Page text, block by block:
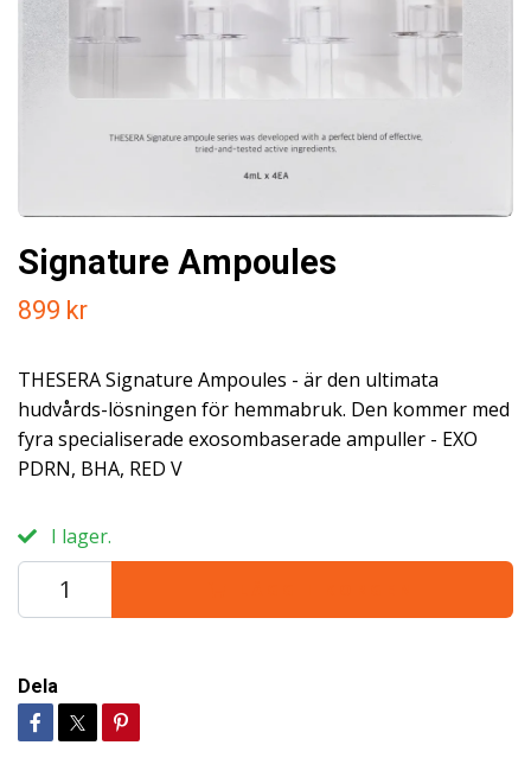
Signature Ampoules
899 kr
THESERA Signature Ampoules - är den ultimata
hudvårds-lösningen för hemmabruk. Den kommer med
fyra specialiserade exosombaserade ampuller - EXO
PDRN, BHA, RED V
I lager.
Dela